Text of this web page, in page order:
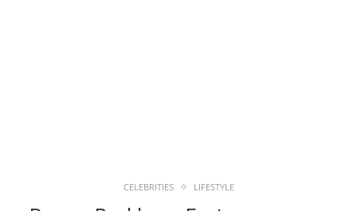
CELEBRITIES LIFESTYLE